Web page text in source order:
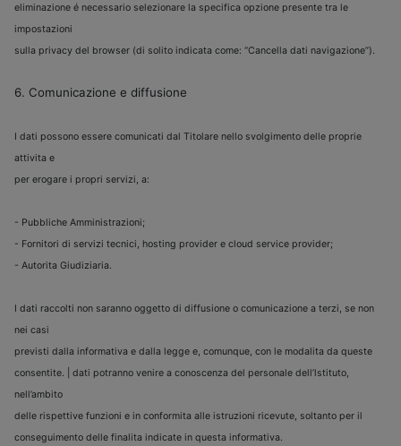
eliminazione é necessario selezionare la specifica opzione presente tra le
impostazioni
sulla privacy del browser (di solito indicata come: “Cancella dati navigazione”).
6. Comunicazione e diffusione
I dati possono essere comunicati dal Titolare nello svolgimento delle proprie
attivita e
per erogare i propri servizi, a:
- Pubbliche Amministrazioni;
- Fornitori di servizi tecnici, hosting provider e cloud service provider;
- Autorita Giudiziaria.
I dati raccolti non saranno oggetto di diffusione o comunicazione a terzi, se non
nei casi
previsti dalla informativa e dalla legge e, comunque, con le modalita da queste
consentite. | dati potranno venire a conoscenza del personale dell’lstituto,
nell’ambito
delle rispettive funzioni e in conformita alle istruzioni ricevute, soltanto per il
conseguimento delle finalita indicate in questa informativa.